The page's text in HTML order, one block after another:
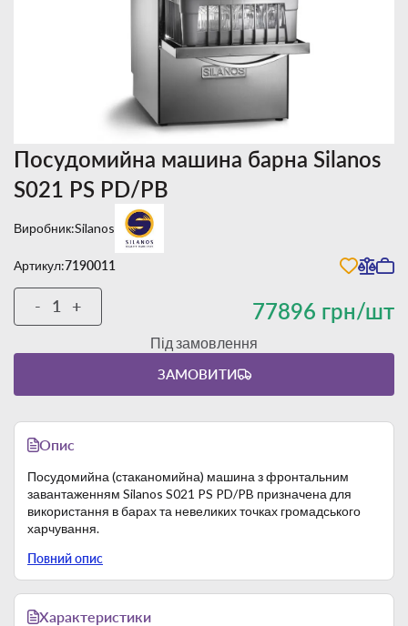
Посудомийна машина барна Silanos
S021 PS PD/PB
Виробник:Silanos
Артикул:7190011
77896 грн/шт
- +
Під замовлення
ЗАМОВИТИ
Опис
Посудомийна (стаканомийна) машина з фронтальним
завантаженням Silanos S021 PS PD/PB призначена для
використання в барах та невеликих точках громадського
харчування.
Цикл миття: 60/120/180/480 с.
Продуктивність: 60/30/20/8 касет за годину.
Корпус та основні компоненти виготовлені з
нержавіючої сталі марки AISI 304.
Повний опис
Характеристики